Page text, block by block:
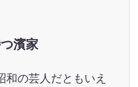
濱家
和の芸人だともいえ